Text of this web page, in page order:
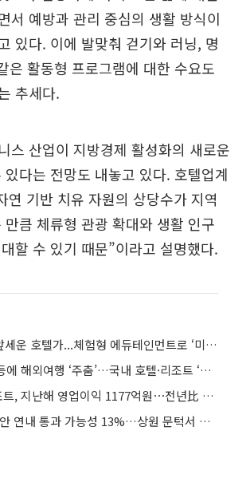
서 예방과 관리 중심의 생활 방식이
있다. 이에 발맞춰 걷기와 러닝, 명
은 활동형 프로그램에 대한 수요도
추세다.
스 산업이 지방경제 활성화의 새로운
다는 전망도 내놓고 있다. 호텔업계
연 기반 치유 자원의 상당수가 지역
만큼 체류형 관광 확대와 생활 인구
할 수 있기 때문”이라고 설명했다.
‘키즈 웰니스’ 앞세운 호텔가...체험형 에듀테인먼트로 ‘미래 고객’ 선점
유류할증료 급등에 해외여행 ‘주춤’…국내 호텔·리조트 ‘반사이익’
롯데호텔앤리조트, 지난해 영업이익 1177억원⋯전년比 119.7% 증가
美 클래리티 법안 연내 통과 가능성 13%…상원 문턱서 제동